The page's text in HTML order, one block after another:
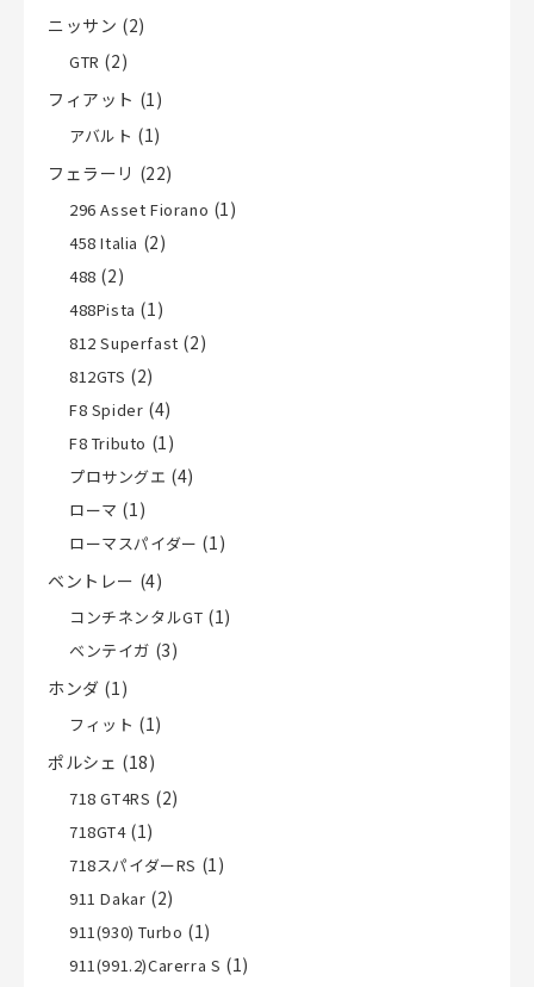
ニッサン (2)
GTR (2)
フィアット (1)
アバルト (1)
フェラーリ (22)
296 Asset Fiorano (1)
458 Italia (2)
488 (2)
488Pista (1)
812 Superfast (2)
812GTS (2)
F8 Spider (4)
F8 Tributo (1)
プロサングエ (4)
ローマ (1)
ローマスパイダー (1)
ベントレー (4)
コンチネンタルGT (1)
ベンテイガ (3)
ホンダ (1)
フィット (1)
ポルシェ (18)
718 GT4RS (2)
718GT4(1)
718スパイダーRS (1)
911 Dakar (2)
911(930) Turbo (1)
911(991.2)Carerra S (1)